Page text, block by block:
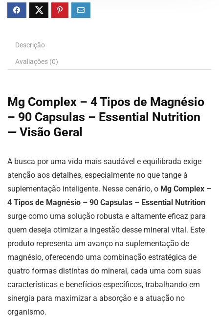
Descrição
Avaliações (0)
Mg Complex – 4 Tipos de Magnésio
– 90 Capsulas – Essential Nutrition
— Visão Geral
A busca por uma vida mais saudável e equilibrada exige
atenção aos detalhes, especialmente no que tange à
suplementação inteligente. Nesse cenário, o Mg Complex –
4 Tipos de Magnésio – 90 Capsulas – Essential Nutrition
surge como uma solução robusta e altamente eficaz para
quem deseja otimizar a ingestão desse mineral vital. Este
produto representa um avanço na suplementação de
magnésio, oferecendo uma combinação estratégica de
quatro formas distintas do mineral, cada uma com suas
características e benefícios específicos, trabalhando em
sinergia para maximizar a absorção e a atuação no
organismo.